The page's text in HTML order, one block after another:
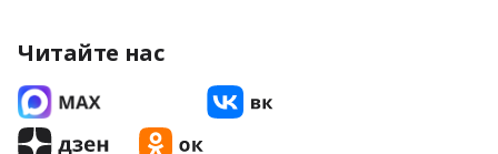
Читайте нас